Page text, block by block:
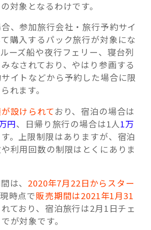
対象となるわけです。
、参加旅行会社・旅行予約サイ
購入するパック旅行が対象にな
ーズ船や夜行フェリー、寝台列
なされており、やはり参画する
イトなどから予約した場合に限
れます。
設けられており、宿泊の場合は
円、日帰り旅行の場合は1人1万
。上限制限はありますが、宿泊
利用回数の制限はとくにありま
は、 2020年7月22日からスター
現時点で販売期間は2021年1月31
れており、宿泊旅行は2月1日チェ
が対象です。